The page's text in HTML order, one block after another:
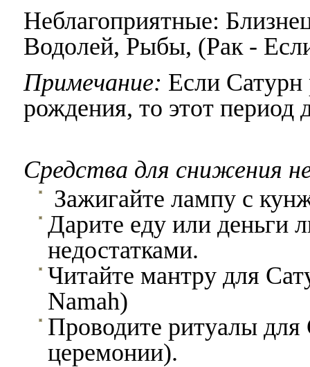
Неблагоприятные:
Водолей, Рыбы, (Рак -
Примечание: Если Сатурн
рождения, то этот период
Средства для снижения
Зажигайте лампу с
Дарите еду или деньги
недостатками.
Читайте мантру для
Namah)
Проводите ритуалы для
церемонии).